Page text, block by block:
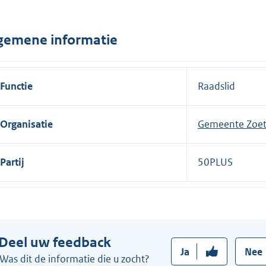
n
:
informatie
Functie Raadslid
Organisatie Gemeente
Partij 50PLUS
uw feedback
Was dit de informatie die u zocht?
Ja Nee